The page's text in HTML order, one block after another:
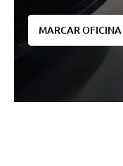
MARCAR OFICINA